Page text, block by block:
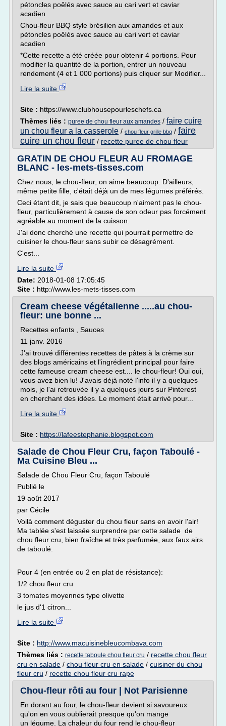
pétoncles poêlés avec sauce au cari vert et caviar
acadien
Chou-fleur BBQ style brésilien aux amandes et aux
pétoncles poêlés avec sauce au cari vert et caviar
acadien
*Cette recette a été créée pour obtenir 4 portions. Pour
modifier la quantité de la portion, entrer un nouveau
rendement (4 et 1 000 portions) puis cliquer sur Modifier...
Lire la suite
Site : https://www.clubhousepourleschefs.ca
Thèmes liés : puree de chou fleur aux amandes / faire cuire
un chou fleur a la casserole / chou fleur grille bbq / faire
cuire un chou fleur / recette puree de chou fleur
GRATIN DE CHOU FLEUR AU FROMAGE
BLANC - les-mets-tisses.com
Chez nous, le chou-fleur, on aime beaucoup. D'ailleurs,
même petite fille, c'était déjà un de mes légumes préférés.
Ceci étant dit, je sais que beaucoup n'aiment pas le chou-
fleur, particulièrement à cause de son odeur pas forcément
agréable au moment de la cuisson.
J'ai donc cherché une recette qui pourrait permettre de
cuisiner le chou-fleur sans subir ce désagrément.
C'est...
Lire la suite
Date: 2018-01-08 17:05:45
Site : http://www.les-mets-tisses.com
Cream cheese végétalienne .....au chou-
fleur: une bonne ...
Recettes enfants , Sauces
11 janv. 2016
J'ai trouvé différentes recettes de pâtes à la crème sur
des blogs américains et l'ingrédient principal pour faire
cette fameuse cream cheese est.... le chou-fleur! Oui oui,
vous avez bien lu! J'avais déjà noté l'info il y a quelques
mois, je l'ai retrouvée il y a quelques jours sur Pinterest
en cherchant des idées. Le moment était arrivé pour...
Lire la suite
Site : https://lafeestephanie.blogspot.com
Salade de Chou Fleur Cru, façon Taboulé -
Ma Cuisine Bleu ...
Salade de Chou Fleur Cru, façon Taboulé
Publié le
19 août 2017
par Cécile
Voilà comment déguster du chou fleur sans en avoir l'air!
Ma tablée s'est laissée surprendre par cette salade de
chou fleur cru, bien fraîche et très parfumée, aux faux airs
de taboulé.
Pour 4 (en entrée ou 2 en plat de résistance):
1/2 chou fleur cru
3 tomates moyennes type olivette
le jus d'1 citron...
Lire la suite
Site : http://www.macuisinebleucombava.com
Thèmes liés : recette taboule chou fleur cru / recette chou fleur
cru en salade / chou fleur cru en salade / cuisiner du chou
fleur cru / recette chou fleur cru rape
Chou-fleur rôti au four | Not Parisienne
En dorant au four, le chou-fleur devient si savoureux
qu'on en vous oublierait presque qu'on mange
un légume. La chaleur du four rend le chou-fleur